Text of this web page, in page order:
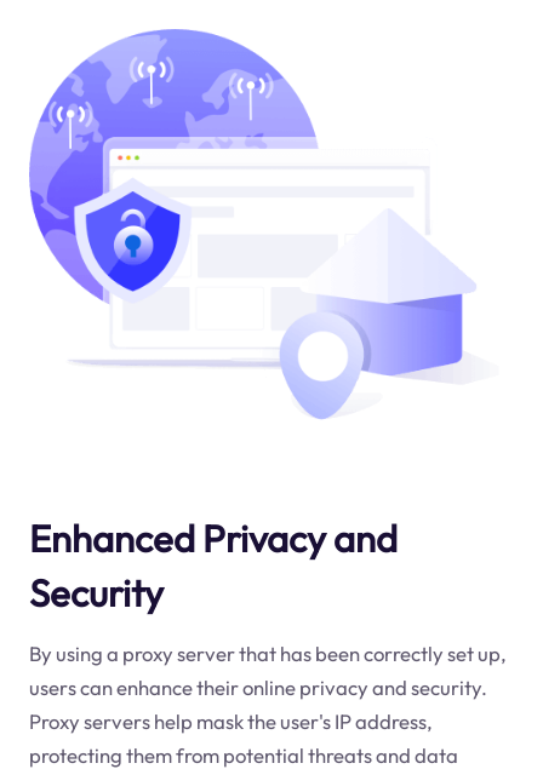
Enhanced Privacy and
Security
By using a proxy server that has been correctly set up,
users can enhance their online privacy and security.
Proxy servers help mask the user's IP address,
protecting them from potential threats and data